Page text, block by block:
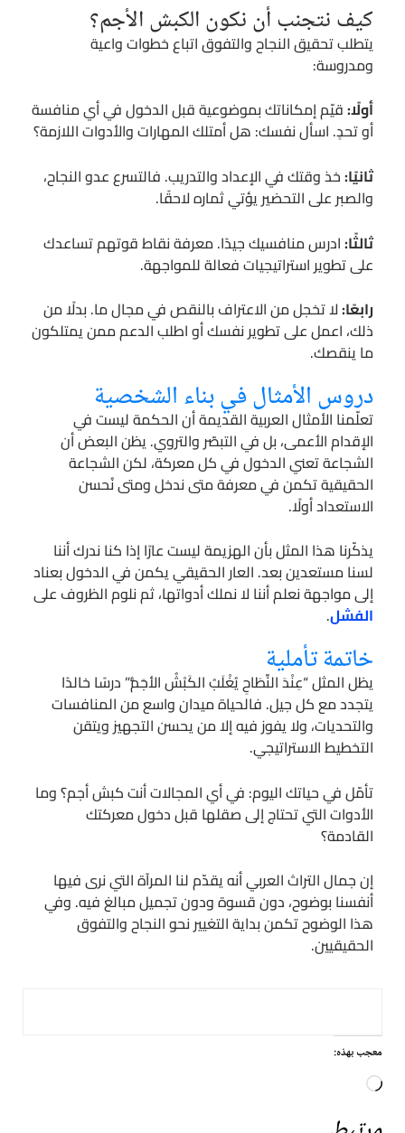
كيف نتجنب أن نكون الكبش الأجم؟
يتطلب تحقيق النجاح والتفوق اتباع خطوات واعية
ومدروسة:
أولًا:قيّم إمكاناتك بموضوعية قبل الدخول في أي منافسة
أو تحدٍ. اسأل نفسك: هل أمتلك المهارات والأدوات اللازمة؟
ثانيًا:خذ وقتك في الإعداد والتدريب. فالتسرع عدو النجاح،
والصبر على التحضير يؤتي ثماره لاحقًا.
ثالثًا:ادرس منافسيك جيدًا. معرفة نقاط قوتهم تساعدك
على تطوير استراتيجيات فعالة للمواجهة.
رابعًا:لا تخجل من الاعتراف بالنقص في مجال ما. بدلًا من
ذلك، اعمل على تطوير نفسك أو اطلب الدعم ممن يمتلكون
ما ينقصك.
دروس الأمثال في بناء الشخصية
تعلّمنا الأمثال العربية القديمة أن الحكمة ليست في
الإقدام الأعمى، بل في التبصّر والتروي. يظن البعض أن
الشجاعة تعني الدخول في كل معركة، لكن الشجاعة
الحقيقية تكمن في معرفة متى ندخل ومتى نُحسن
الاستعداد أولًا.
يذكّرنا هذا المثل بأن الهزيمة ليست عارًا إذا كنا ندرك أننا
لسنا مستعدين بعد. العار الحقيقي يكمن في الدخول بعناد
إلى مواجهة نعلم أننا لا نملك أدواتها، ثم نلوم الظروف على
الفشل.
خاتمة تأملية
يظل المثل “عِنْدَ النِّطَاحِ يُغْلَبُ الكَبْشُ الأجَمُّ” درسًا خالدًا
يتجدد مع كل جيل. فالحياة ميدان واسع من المنافسات
والتحديات، ولا يفوز فيه إلا من يحسن التجهيز ويتقن
التخطيط الاستراتيجي.
تأمّل في حياتك اليوم: في أي المجالات أنت كبش أجم؟ وما
الأدوات التي تحتاج إلى صقلها قبل دخول معركتك
القادمة؟
إن جمال التراث العربي أنه يقدّم لنا المرآة التي نرى فيها
أنفسنا بوضوح، دون قسوة ودون تجميل مبالغ فيه. وفي
هذا الوضوح تكمن بداية التغيير نحو النجاح والتفوق
الحقيقيين.
معجب بهذه:
جاري